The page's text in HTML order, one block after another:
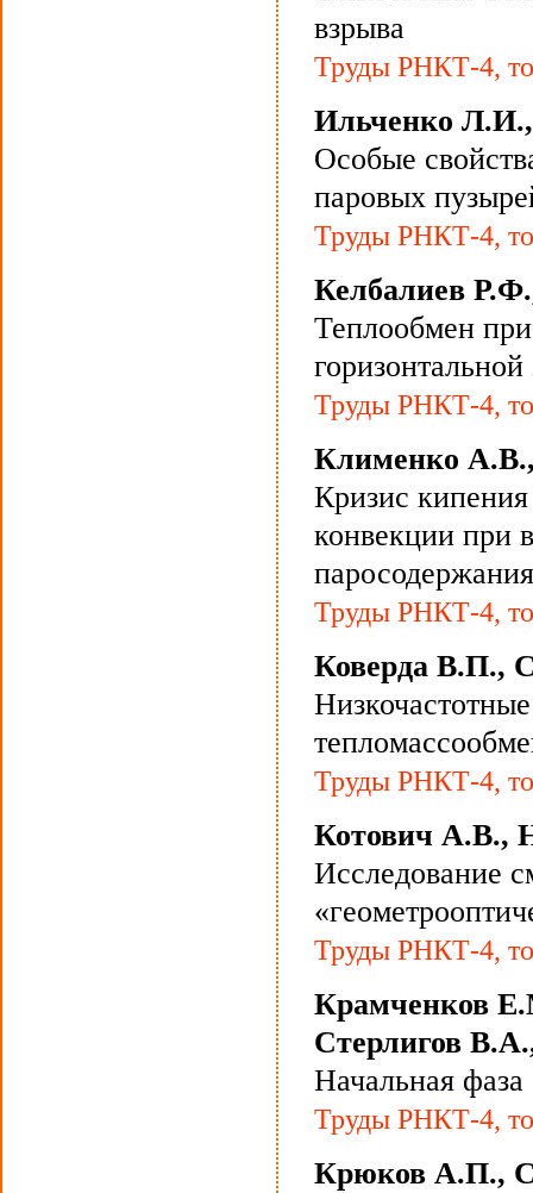
взрыва
Труды РНКТ-4,
Ильченко
Особые
паровых
Труды РНКТ-4,
Келбалиев
Теплообмен
Труды РНКТ-4,
Клименко
Кризис
конвекции при
Труды РНКТ-4,
Коверда В.П.,
Труды РНКТ-4,
Котович А.В.,
Исследование
Труды РНКТ-4,
Крамченков
Стерлигов
Начальная
Труды РНКТ-4,
Крюков А.П.,